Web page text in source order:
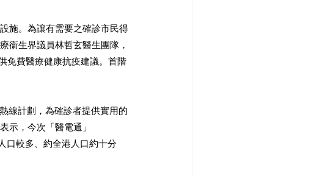
施。為讓有需要之確診市民得
衞生界議員林哲玄醫生團隊，
免費醫療健康抗疫建議。首階
線計劃，為確診者提供實用的
示，今次「醫電通」
口較多、約全港人口約十分